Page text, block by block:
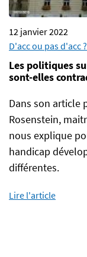
12 janvier 2022
D'acc ou pas d'acc
Les politiques
sont-elles
Dans son article
Rosenstein,
nous explique
handicap
différentes.
Lire l'article